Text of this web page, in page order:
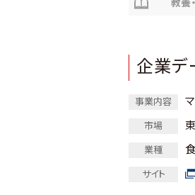
教養
企業デ
事業内容
市場
業種
サイト